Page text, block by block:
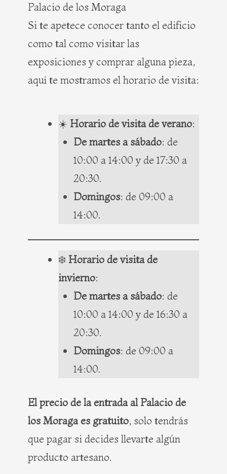
Palacio de los Moraga
Si te apetece conocer tanto el edificio
como tal como visitar las
exposiciones y comprar alguna pieza,
aquí te mostramos el horario de visita:
☀️ Horario de visita de verano:
De martes a sábado: de
10:00 a 14:00 y de 17:30 a
20:30.
Domingos: de 09:00 a
14:00.
❄️ Horario de visita de
invierno:
De martes a sábado: de
10:00 a 14:00 y de 16:30 a
20:30.
Domingos: de 09:00 a
14:00.
El precio de la entrada al Palacio de
los Moraga es gratuito, solo tendrás
que pagar si decides llevarte algún
producto artesano.